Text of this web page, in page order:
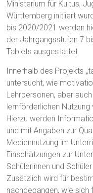
Ministerium für Kultus,
Württemberg initiiert
bis 2020/2021 werden
der Jahrgangsstufen 7
Tablets ausgestattet.
Innerhalb des Projekts
untersucht, wie
Lehrpersonen, aber
lernförderlichen
Hierzu werden
und mit Angaben zur
Mediennutzung im
Einschätzungen zur
Schülerinnen und
Zusätzlich wird für
nachgegangen, wie sich